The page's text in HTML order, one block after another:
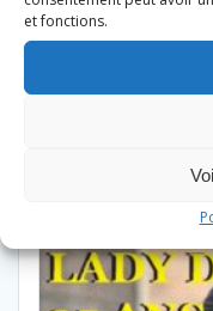
et fonctions.